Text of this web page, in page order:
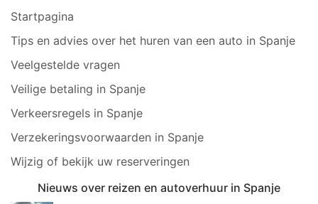
Startpagina
Tips en advies over het huren van een auto in Spanje
Veelgestelde vragen
Veilige betaling in Spanje
Verkeersregels in Spanje
Verzekeringsvoorwaarden in Spanje
Wijzig of bekijk uw reserveringen
Nieuws over reizen en autoverhuur in Spanje